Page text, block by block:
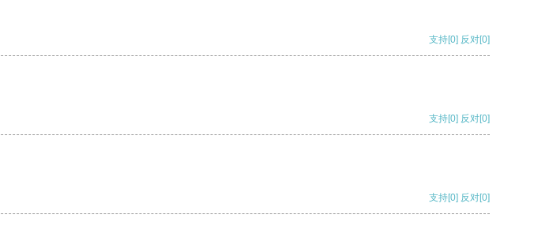
支持[0] 反对[0]
支持[0] 反对[0]
支持[0] 反对[0]